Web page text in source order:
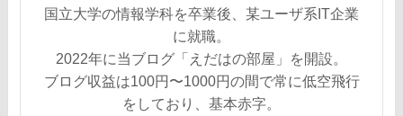
国立大学の情報学科を卒業後、某ユーザ系IT企業
に就職。
2022年に当ブログ「えだはの部屋」を開設。
ブログ収益は100円〜1000円の間で常に低空飛行
をしており、基本赤字。